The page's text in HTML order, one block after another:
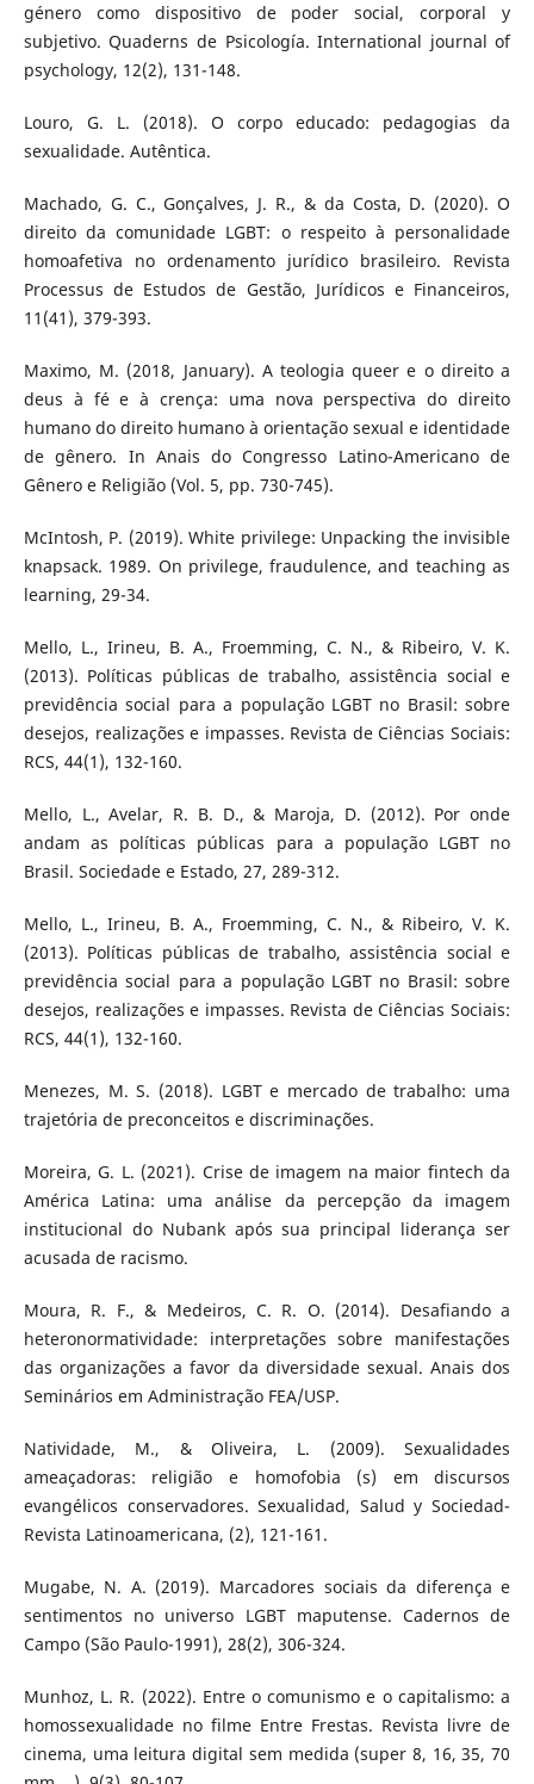
género como dispositivo de poder social, corporal y
subjetivo. Quaderns de Psicología. International journal of
psychology, 12(2), 131-148.
Louro, G. L. (2018). O corpo educado: pedagogias da
sexualidade. Autêntica.
Machado, G. C., Gonçalves, J. R., & da Costa, D. (2020). O
direito da comunidade LGBT: o respeito à personalidade
homoafetiva no ordenamento jurídico brasileiro. Revista
Processus de Estudos de Gestão, Jurídicos e Financeiros,
11(41), 379-393.
Maximo, M. (2018, January). A teologia queer e o direito a
deus à fé e à crença: uma nova perspectiva do direito
humano do direito humano à orientação sexual e identidade
de gênero. In Anais do Congresso Latino-Americano de
Gênero e Religião (Vol. 5, pp. 730-745).
McIntosh, P. (2019). White privilege: Unpacking the invisible
knapsack. 1989. On privilege, fraudulence, and teaching as
learning, 29-34.
Mello, L., Irineu, B. A., Froemming, C. N., & Ribeiro, V. K.
(2013). Políticas públicas de trabalho, assistência social e
previdência social para a população LGBT no Brasil: sobre
desejos, realizações e impasses. Revista de Ciências Sociais:
RCS, 44(1), 132-160.
Mello, L., Avelar, R. B. D., & Maroja, D. (2012). Por onde
andam as políticas públicas para a população LGBT no
Brasil. Sociedade e Estado, 27, 289-312.
Mello, L., Irineu, B. A., Froemming, C. N., & Ribeiro, V. K.
(2013). Políticas públicas de trabalho, assistência social e
previdência social para a população LGBT no Brasil: sobre
desejos, realizações e impasses. Revista de Ciências Sociais:
RCS, 44(1), 132-160.
Menezes, M. S. (2018). LGBT e mercado de trabalho: uma
trajetória de preconceitos e discriminações.
Moreira, G. L. (2021). Crise de imagem na maior fintech da
América Latina: uma análise da percepção da imagem
institucional do Nubank após sua principal liderança ser
acusada de racismo.
Moura, R. F., & Medeiros, C. R. O. (2014). Desafiando a
heteronormatividade: interpretações sobre manifestações
das organizações a favor da diversidade sexual. Anais dos
Seminários em Administração FEA/USP.
Natividade, M., & Oliveira, L. (2009). Sexualidades
ameaçadoras: religião e homofobia (s) em discursos
evangélicos conservadores. Sexualidad, Salud y Sociedad-
Revista Latinoamericana, (2), 121-161.
Mugabe, N. A. (2019). Marcadores sociais da diferença e
sentimentos no universo LGBT maputense. Cadernos de
Campo (São Paulo-1991), 28(2), 306-324.
Munhoz, L. R. (2022). Entre o comunismo e o capitalismo: a
homossexualidade no filme Entre Frestas. Revista livre de
cinema, uma leitura digital sem medida (super 8, 16, 35, 70